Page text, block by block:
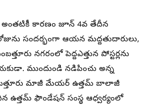
అంతటికీ కారణం జూన్‌ 4వ తేదీన
సందర్భంగా ఆయన మద్దతుదారులు,
నగరంలో పెద్దఎత్తున పోస్టర్లను
ముందుండి నడిపించు అన్న
మాజీ మేయర్‌ ఉత్తమ్‌ బాలాజీ
ఫౌండేషన్‌ సంస్థ ఆధ్వర్యంలో